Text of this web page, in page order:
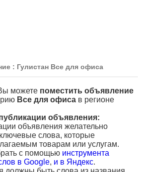
: Гулистан Все для офиса
можете поместить объявление
Все для офиса в регионе
объявления:
объявления желательно
слова, которые
товарам или услугам.
с помощью инструмента
в Google, и в Яндекс.